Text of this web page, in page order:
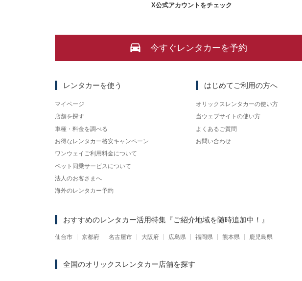
X公式アカウントをチェック
今すぐレンタカーを予約
レンタカーを使う
マイページ
店舗を探す
車種・料金を調べる
お得なレンタカー格安キャンペーン
ワンウェイご利用料金について
ペット同乗サービスについて
法人のお客さまへ
海外のレンタカー予約
はじめてご利用の方へ
オリックスレンタカーの使い方
当ウェブサイトの使い方
よくあるご質問
お問い合わせ
おすすめのレンタカー活用特集 『ご紹介地域を随時追加中！』
仙台市 京都府 名古屋市 大阪府 広島県 福岡県 熊本県 鹿児島県
全国のオリックスレンタカー店舗を探す